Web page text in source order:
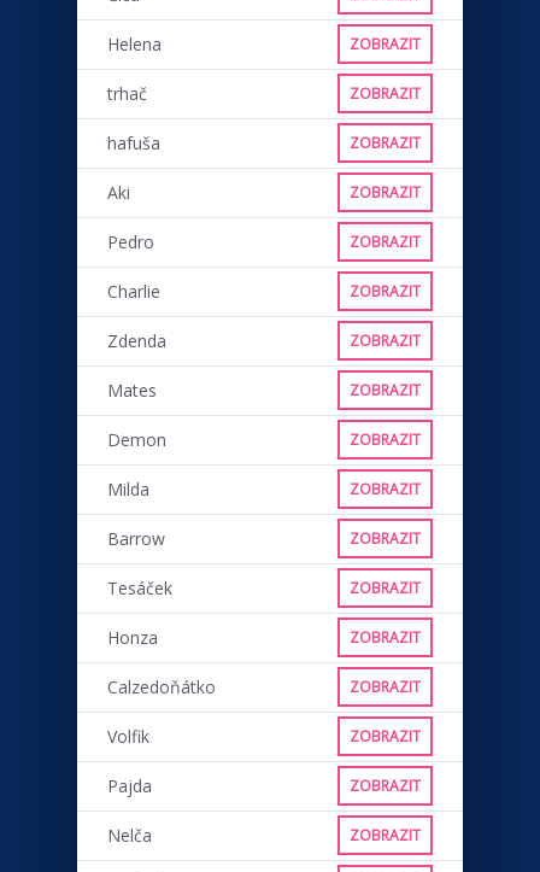
Helena ZOBRAZIT
trhač ZOBRAZIT
hafuša ZOBRAZIT
Aki ZOBRAZIT
Pedro ZOBRAZIT
Charlie ZOBRAZIT
Zdenda ZOBRAZIT
Mates ZOBRAZIT
Demon ZOBRAZIT
Milda ZOBRAZIT
Barrow ZOBRAZIT
Tesáček ZOBRAZIT
Honza ZOBRAZIT
Calzedoňátko ZOBRAZIT
Volfik ZOBRAZIT
Pajda ZOBRAZIT
Nelča ZOBRAZIT